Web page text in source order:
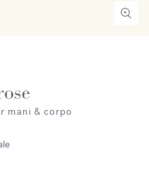
mani & corpo